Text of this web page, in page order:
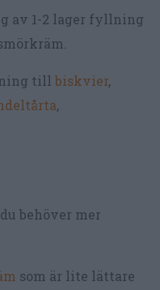
av 1-2 lager fyllning
till biskvier,
,
behöver mer
som är lite lättare